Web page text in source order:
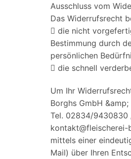
Ausschluss vom
Das Widerrufsrecht
 die nicht
Bestimmung durch
persönlichen
 die schnell
Um Ihr
Borghs GmbH
Tel. 02834/9430830
kontakt@fleischerei-
mittels einer
Mail) über Ihren